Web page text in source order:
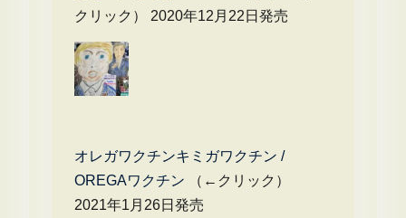
クリック） 2020年12月22日発売
オレガワクチンキミガワクチン /
OREGAワクチン （←クリック）
2021年1月26日発売